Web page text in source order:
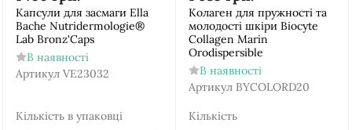
Капсули для засмаги Ella
Bache Nutridermologie®
Lab Bronz'Cаps
В наявності
Артикул VE23032
Кількість в упаковці
Колаген для пружності та
молодості шкіри Biocyte
Collagen Marin
Orodispersible
В наявності
Артикул BYCOLORD20
Кількість